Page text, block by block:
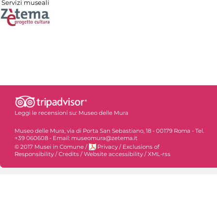
Servizi museali
Leggi le recensioni su: Museo delle Mura
Museo delle Mura, via di Porta San Sebastiano, 18 - 00179 Roma - Tel.
+39 060608 - Email: museomura@zetema.it
© 2017 Musei in Comune / Privacy / Exclusions of
Responsibility /Credits /Website accessibility /XML-rss